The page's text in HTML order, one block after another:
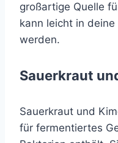
großartige Quelle
kann leicht in
werden.
Sauerkraut
Sauerkraut und
für fermentiertes